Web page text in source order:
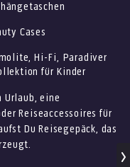
Cases
Hi-Fi, Paradiver
für Kinder
Urlaub, eine
Reiseaccessoires für
Du Reisegepäck, das